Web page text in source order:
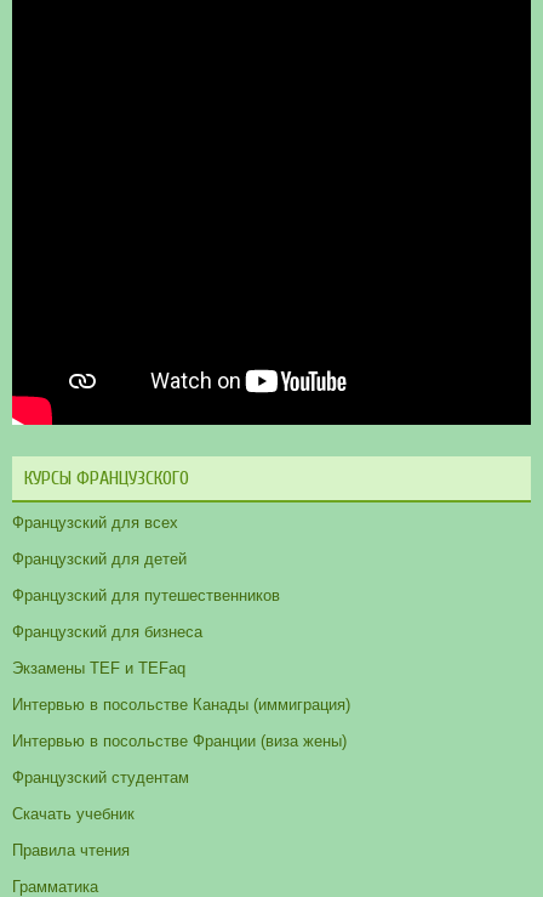
КУРСЫ ФРАНЦУЗСКОГО
Французский для всех
Французский для детей
Французский для путешественников
Французский для бизнеса
Экзамены TEF и TEFaq
Интервью в посольстве Канады (иммиграция)
Интервью в посольстве Франции (виза жены)
Французский студентам
Скачать учебник
Правила чтения
Грамматика